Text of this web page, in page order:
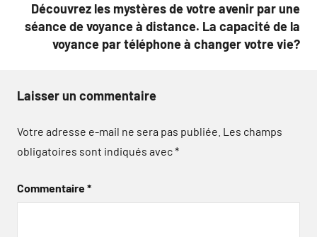
Découvrez les mystères de votre avenir par une
séance de voyance à distance. La capacité de la
voyance par téléphone à changer votre vie?
Laisser un commentaire
Votre adresse e-mail ne sera pas publiée. Les champs
obligatoires sont indiqués avec*
Commentaire*